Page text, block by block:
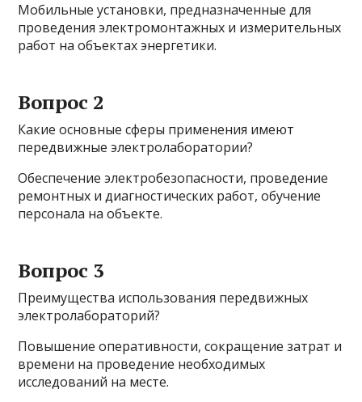
Мобильные установки, предназначенные для
проведения электромонтажных и измерительных
работ на объектах энергетики.
Вопрос 2
Какие основные сферы применения имеют
передвижные электролаборатории?
Обеспечение электробезопасности, проведение
ремонтных и диагностических работ, обучение
персонала на объекте.
Вопрос 3
Преимущества использования передвижных
электролабораторий?
Повышение оперативности, сокращение затрат и
времени на проведение необходимых
исследований на месте.